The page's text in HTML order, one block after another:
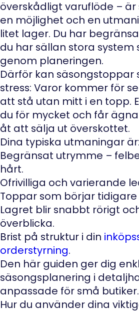
överskådligt varuflöde –
en möjlighet och en
litet lager. Du har
du har sällan stora system
genom planeringen.
Därför kan säsongstoppar
stress: Varor kommer för
att stå utan mitt i en topp.
du för mycket och får
åt att sälja ut överskottet.
Dina typiska utmaningar är:
Begränsat utrymme –
hårt.
Ofrivilliga och varierande
Toppar som börjar
Lagret blir snabbt rörigt
överblicka.
Brist på struktur i din
orderstyrning.
Den här guiden ger dig
säsongsplanering i
anpassade för små
Hur du använder dina